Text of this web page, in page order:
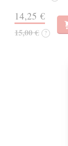
14,25 €
15,00 € ?